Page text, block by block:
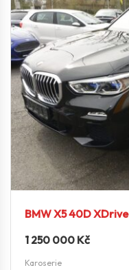
BMW X5 40D XDrive
1 250 000 Kč
Karoserie